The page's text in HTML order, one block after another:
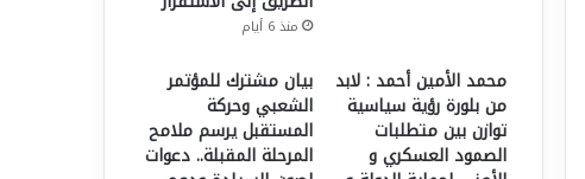
منذ 6 أيام
محمد الأمين أحمد : لابد
من بلورة رؤية سياسية
توازن بين متطلبات
الصمود العسكري و
بيان مشترك للمؤتمر
الشعبي وحركة
المستقبل يرسم ملامح
المرحلة المقبلة.. دعوات